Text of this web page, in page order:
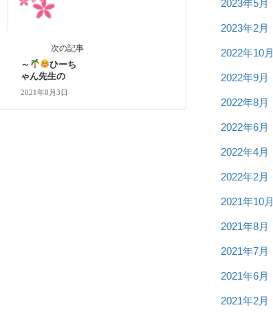
次の記事
～
ひーち
ゃん先生の
2021年8月3日
2023年5月
2023年2月
2022年10月
2022年9月
2022年8月
2022年6月
2022年4月
2022年2月
2021年10月
2021年8月
2021年7月
2021年6月
2021年2月